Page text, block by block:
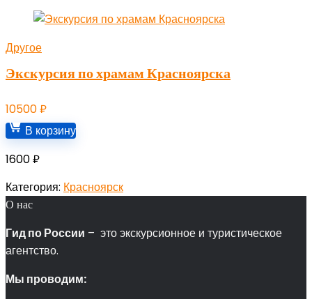
Другое
Экскурсия по храмам Красноярска
10500₽
В корзину
1600₽
Категория: Красноярск
О нас
Гид по России – это экскурсионное и туристическое
агентство.
Мы проводим: